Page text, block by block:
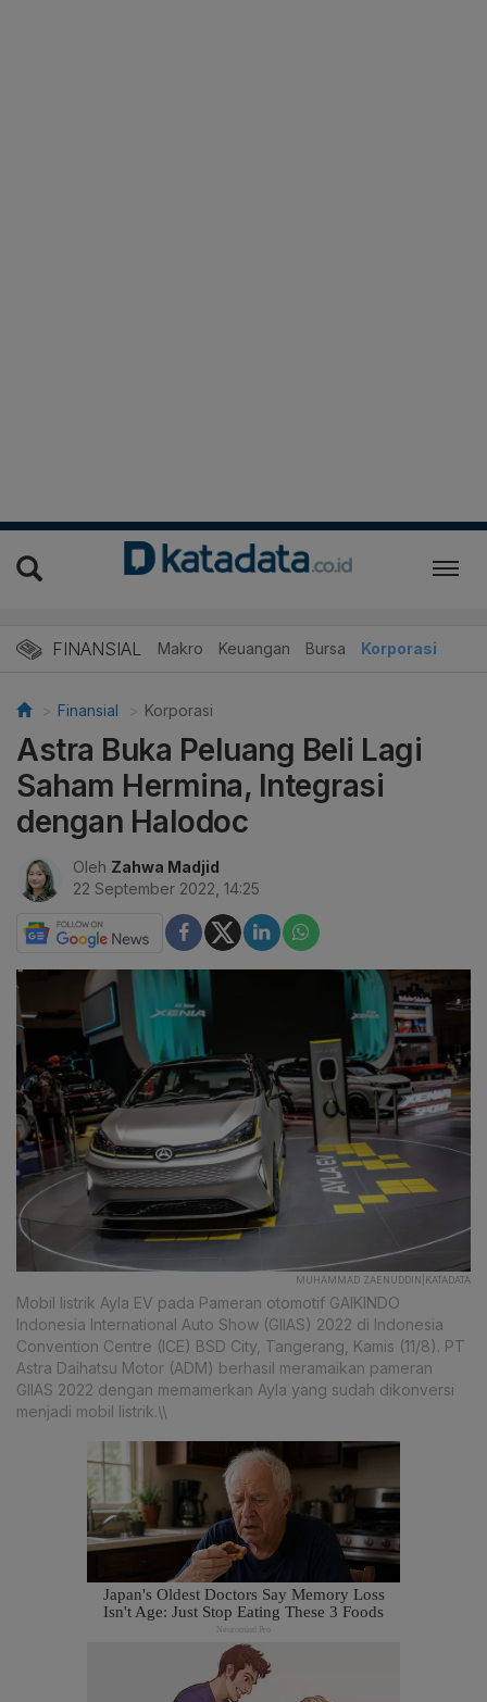
FINANSIAL Makro Keuangan Bursa Korporasi
Finansial Korporasi
Astra Buka Peluang Beli Lagi
Saham Hermina, Integrasi
dengan Halodoc
Oleh Zahwa Madjid
22 September 2022, 14:25
MUHAMMAD ZAENUDDIN|KATADATA
Mobil listrik Ayla EV pada Pameran otomotif GAIKINDO
Indonesia International Auto Show (GIIAS) 2022 di Indonesia
Convention Centre (ICE) BSD City, Tangerang, Kamis (11/8). PT
Astra Daihatsu Motor (ADM) berhasil meramaikan pameran
GIIAS 2022 dengan memamerkan Ayla yang sudah dikonversi
menjadi mobil listrik.\\